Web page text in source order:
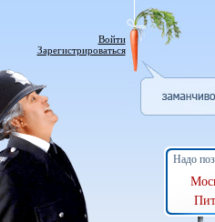
Надо
Войти
Зарегистрироваться